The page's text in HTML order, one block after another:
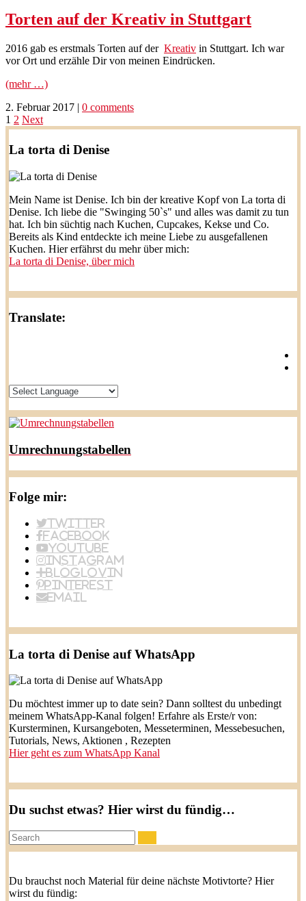
Torten auf der Kreativ in Stuttgart
2016 gab es erstmals Torten auf der Kreativ in Stuttgart. Ich war
vor Ort und erzähle Dir von meinen Eindrücken.
(mehr …)
2. Februar 2017 | 0 comments
Seitennummerierung
der
Beiträge
1 2 Next
La torta di Denise
Mein Name ist Denise. Ich bin der kreative Kopf von La torta di
Denise. Ich liebe die "Swinging 50`s" und alles was damit zu tun
hat. Ich bin süchtig nach Kuchen, Cupcakes, Kekse und Co.
Bereits als Kind entdeckte ich meine Liebe zu ausgefallenen
Kuchen. Hier erfährst du mehr über mich:
La torta di Denise, über mich
Translate:
Umrechnungstabellen
Folge mir:
Twitter
Facebook
YouTube
Instagram
BlogLovin
Pinterest
Email
La torta di Denise auf WhatsApp
Du möchtest immer up to date sein? Dann solltest du unbedingt
meinem WhatsApp-Kanal folgen! Erfahre als Erste/r von:
Kursterminen, Kursangeboten, Messeterminen, Messebesuchen,
Tutorials, News, Aktionen , Rezepten
Hier geht es zum WhatsApp Kanal
Du suchst etwas? Hier wirst du fündig…
Search:
Du brauchst noch Material für deine nächste Motivtorte? Hier
wirst du fündig: